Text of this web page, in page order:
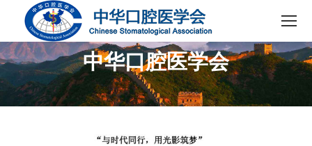
中华口腔医学会
您在这里：